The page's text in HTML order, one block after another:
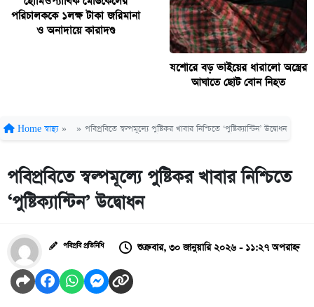
পরিচালককে ১লক্ষ টাকা জরিমানা
ও অনাদায়ে কারাদণ্ড
যশোরে বড় ভাইয়ের ধারালো অস্ত্রের
আঘাতে ছোট বোন নিহত
Home স্বাস্থ্য » » পবিপ্রবিতে স্বল্পমূল্যে পুষ্টিকর খাবার নিশ্চিতে ‘পুষ্টিক্যান্টিন’ উদ্বোধন
পবিপ্রবিতে স্বল্পমূল্যে পুষ্টিকর খাবার নিশ্চিতে
‘পুষ্টিক্যান্টিন’ উদ্বোধন
পবিপ্রবি প্রতিনিধি শুক্রবার, ৩০ জানুয়ারি ২০২৬ - ১১:২৭ অপরাহ্ন